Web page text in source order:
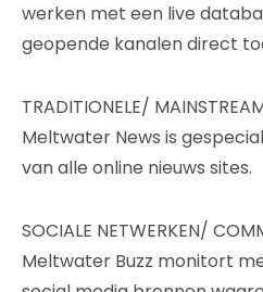
werken met een live
geopende kanalen direct
TRADITIONELE/
Meltwater News is
van alle online nieuws sites.
SOCIALE NETWERKEN/
Meltwater Buzz monitort